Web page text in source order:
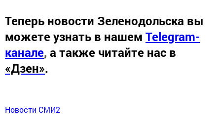
Теперь новости Зеленодольска вы
можете узнать в нашем Telegram-
канале, а также читайте нас в
«Дзен».
Новости СМИ2